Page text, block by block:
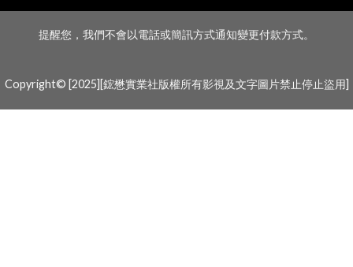
提醒您，我們不會以電話或簡訊方式通知變更付款方式。
Copyright© [2025][鋐懋實業社版權所有影視及文字圖片禁止停止盜用]